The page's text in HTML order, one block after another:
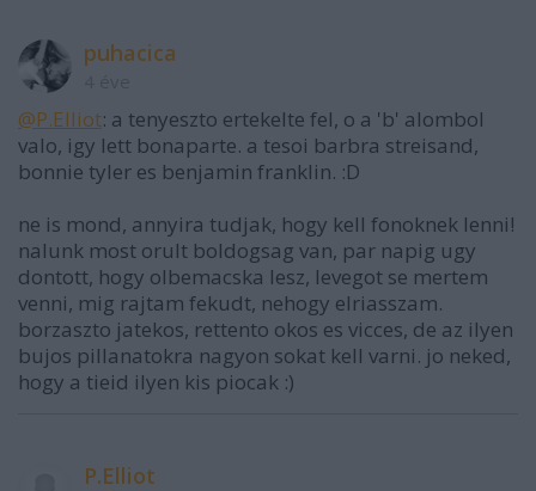
puhacica
@P.Elliot: a tenyeszto ertekelte fel, o a 'b' alombol
valo, igy lett bonaparte. a tesoi barbra streisand,
bonnie tyler es benjamin franklin. :D
ne is mond, annyira tudjak, hogy kell fonoknek lenni!
nalunk most orult boldogsag van, par napig ugy
dontott, hogy olbemacska lesz, levegot se mertem
venni, mig rajtam fekudt, nehogy elriasszam.
borzaszto jatekos, rettento okos es vicces, de az ilyen
bujos pillanatokra nagyon sokat kell varni. jo neked,
hogy a tieid ilyen kis piocak :)
P.Elliot